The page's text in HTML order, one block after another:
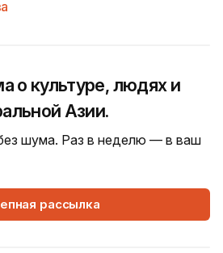
о культуре, людях и
Азии.
шума. Раз в неделю — в ваш
рассылка